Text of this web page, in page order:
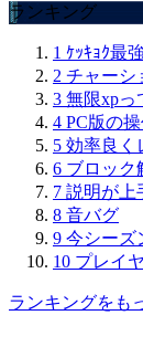
ランキング
1 ｹｯｷｮｸ最
2 チャーシ
3 無限xpっ
4 PC版の
5 効率良く
6 ブロック
7 説明が上
8 音バグ
9 今シーズ
10 プレイ
ランキングをも